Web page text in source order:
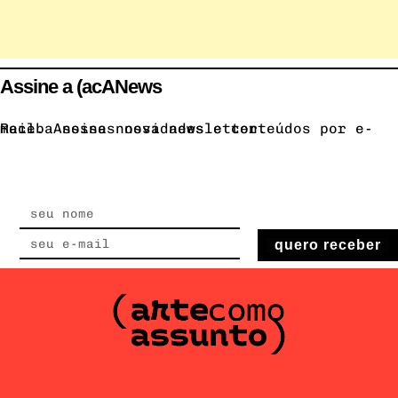
Assine a (acANews
Receba nossas novidades e conteúdos por e-mail. Assine nossa newsletter.
quero receber